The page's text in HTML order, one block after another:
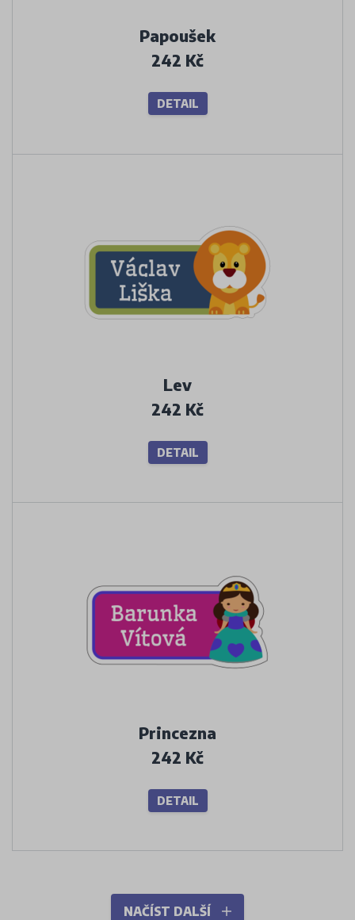
Papoušek
242 Kč
DETAIL
Lev
242 Kč
DETAIL
Princezna
242 Kč
DETAIL
NAČÍST DALŠÍ